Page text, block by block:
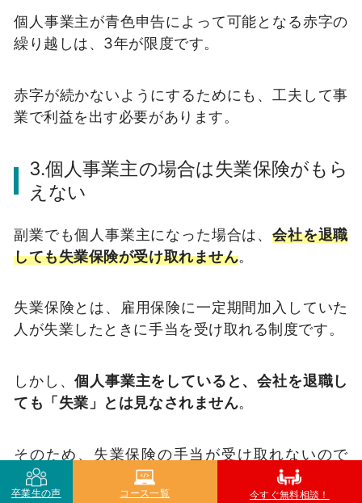
個人事業主が青色申告によって可能となる赤字の
繰り越しは、3年が限度です。
赤字が続かないようにするためにも、工夫して事
業で利益を出す必要があります。
3.個人事業主の場合は失業保険がもら
えない
副業でも個人事業主になった場合は、会社を退職
しても失業保険が受け取れません。
失業保険とは、雇用保険に一定期間加入していた
人が失業したときに手当を受け取れる制度です。
しかし、個人事業主をしていると、会社を退職し
ても「失業」とは見なされません。
そのため、失業保険の手当が受け取れないので
す。
卒業生の声 コース一覧 今すぐ無料相談！